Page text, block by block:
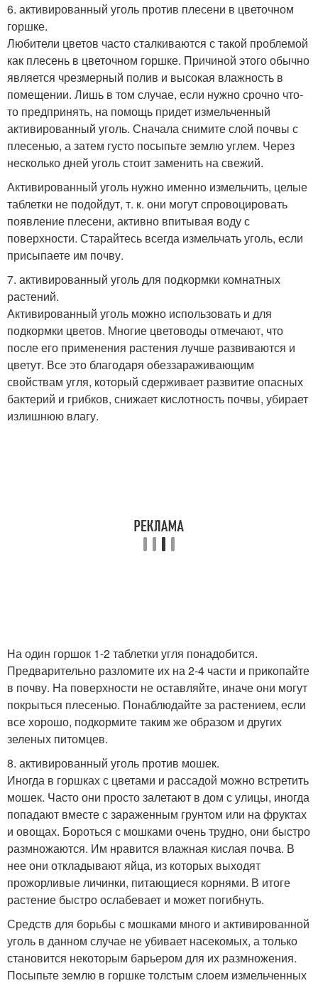
6. активированный уголь против плесени в цветочном
горшке.
Любители цветов часто сталкиваются с такой проблемой
как плесень в цветочном горшке. Причиной этого обычно
является чрезмерный полив и высокая влажность в
помещении. Лишь в том случае, если нужно срочно что-
то предпринять, на помощь придет измельченный
активированный уголь. Сначала снимите слой почвы с
плесенью, а затем густо посыпьте землю углем. Через
несколько дней уголь стоит заменить на свежий.
Активированный уголь нужно именно измельчить, целые
таблетки не подойдут, т. к. они могут спровоцировать
появление плесени, активно впитывая воду с
поверхности. Старайтесь всегда измельчать уголь, если
присыпаете им почву.
7. активированный уголь для подкормки комнатных
растений.
Активированный уголь можно использовать и для
подкормки цветов. Многие цветоводы отмечают, что
после его применения растения лучше развиваются и
цветут. Все это благодаря обеззараживающим
свойствам угля, который сдерживает развитие опасных
бактерий и грибков, снижает кислотность почвы, убирает
излишнюю влагу.
На один горшок 1-2 таблетки угля понадобится.
Предварительно разломите их на 2-4 части и прикопайте
в почву. На поверхности не оставляйте, иначе они могут
покрыться плесенью. Понаблюдайте за растением, если
все хорошо, подкормите таким же образом и других
зеленых питомцев.
8. активированный уголь против мошек.
Иногда в горшках с цветами и рассадой можно встретить
мошек. Часто они просто залетают в дом с улицы, иногда
попадают вместе с зараженным грунтом или на фруктах
и овощах. Бороться с мошками очень трудно, они быстро
размножаются. Им нравится влажная кислая почва. В
нее они откладывают яйца, из которых выходят
прожорливые личинки, питающиеся корнями. В итоге
растение быстро ослабевает и может погибнуть.
Средств для борьбы с мошками много и активированной
уголь в данном случае не убивает насекомых, а только
становится некоторым барьером для их размножения.
Посыпьте землю в горшке толстым слоем измельченных